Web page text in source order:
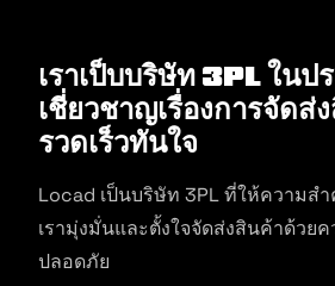
เราเป็บบริษัท 3PL ในป
เชี่ยวชาญเรื่องการจัดส่
รวดเร็วทันใจ
Locad เป็นบริษัท 3PL ที่ให้ความส
เรามุ่งมั่นและตั้งใจจัดส่งสินค้าด้วยค
ปลอดภัย